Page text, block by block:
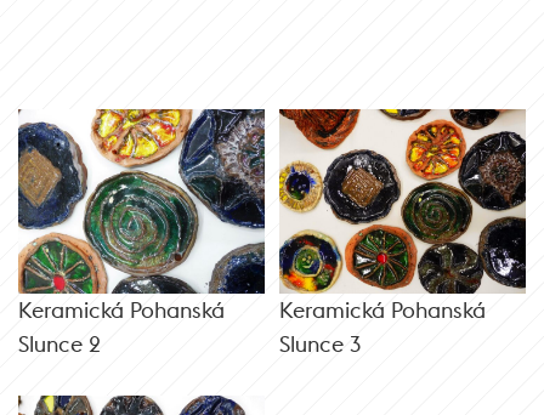
Keramická Pohanská
Slunce 2
Keramická Pohanská
Slunce 3